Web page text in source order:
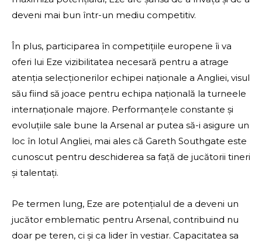
deveni mai bun într-un mediu competitiv.
În plus, participarea în competițiile europene îi va
oferi lui Eze vizibilitatea necesară pentru a atrage
atenția selecționerilor echipei naționale a Angliei, visul
său fiind să joace pentru echipa națională la turneele
internaționale majore. Performanțele constante și
evoluțiile sale bune la Arsenal ar putea să-i asigure un
loc în lotul Angliei, mai ales că Gareth Southgate este
cunoscut pentru deschiderea sa față de jucătorii tineri
și talentați.
Pe termen lung, Eze are potențialul de a deveni un
jucător emblematic pentru Arsenal, contribuind nu
doar pe teren, ci și ca lider în vestiar. Capacitatea sa